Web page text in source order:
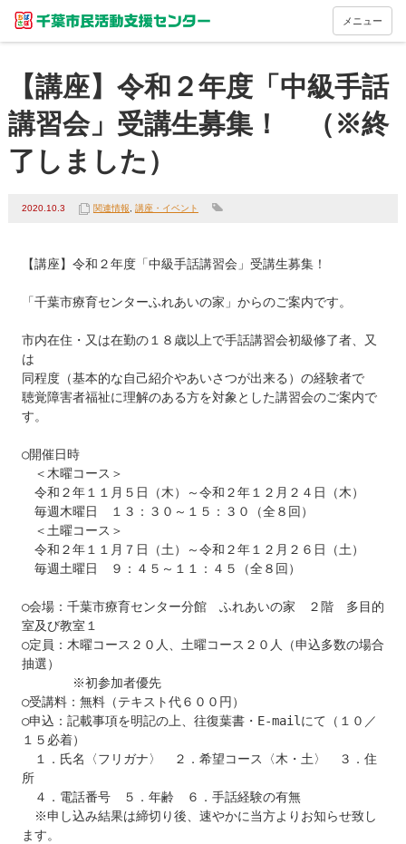
メニュー
【講座】令和２年度「中級手話
講習会」受講生募集！ （※終
了しました）
2020.10.3 関連情報 講座・イベント
【講座】令和２年度「中級手話講習会」受講生募集！
「千葉市療育センターふれあいの家」からのご案内です。
市内在住・又は在勤の１８歳以上で手話講習会初級修了者、又
は
同程度（基本的な自己紹介やあいさつが出来る）の経験者で
聴覚障害者福祉に理解のある方を対象とした講習会のご案内で
す。
○開催日時
＜木曜コース＞
令和２年１１月５日（木）～令和２年１２月２４日（木）
毎週木曜日　１３：３０～１５：３０（全８回）
＜土曜コース＞
令和２年１１月７日（土）～令和２年１２月２６日（土）
毎週土曜日　９：４５～１１：４５（全８回）
○会場：千葉市療育センター分館　ふれあいの家　２階　多目的
室及び教室１
○定員：木曜コース２０人、土曜コース２０人（申込多数の場合
抽選）
※初参加者優先
○受講料：無料（テキスト代６００円）
○申込：記載事項を明記の上、往復葉書・E-mailにて（１０／
１５必着）
１．氏名〈フリガナ〉　２．希望コース〈木・土〉　３．住
所
４．電話番号　５．年齢　６．手話経験の有無
※申し込み結果は締切り後、速やかに当方よりお知らせ致し
ます。